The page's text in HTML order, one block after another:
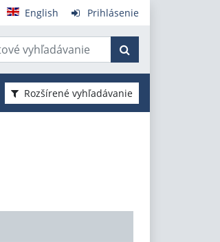
English Prihlásenie
Rozšírené vyhľadávanie